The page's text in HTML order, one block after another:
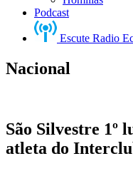
Podcast
Escute Radio
Nacional
São Silvestre 1º
atleta do